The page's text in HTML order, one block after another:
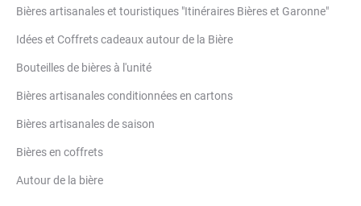
Bières artisanales et touristiques "Itinéraires Bières et Garonne"
Idées et Coffrets cadeaux autour de la Bière
Bouteilles de bières à l'unité
Bières artisanales conditionnées en cartons
Bières artisanales de saison
Bières en coffrets
Autour de la bière